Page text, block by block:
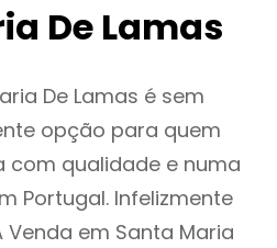
De Lamas
De Lamas é sem
opção para quem
com qualidade e numa
Portugal. Infelizmente
em Santa Maria